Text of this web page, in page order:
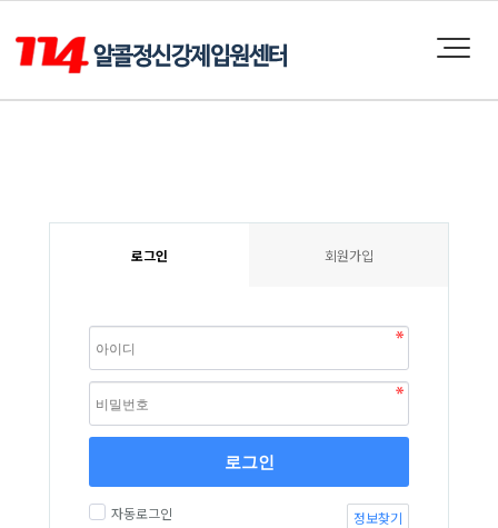
로그인 회원가입
로그인
자동로그인 정보찾기